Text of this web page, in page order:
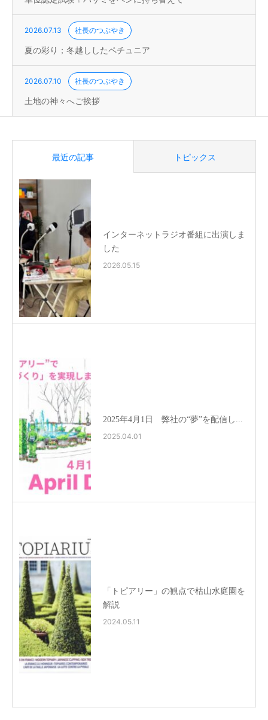
2026.07.13 社長のつぶやき
夏の彩り；冬越ししたペチュニア
2026.07.10 社長のつぶやき
土地の神々へご挨拶
最近の記事 トピックス
インターネットラジオ番組に出演しま
した
2026.05.15
2025年4月1日 弊社の“夢”を配信し...
2025.04.01
「トピアリー」の観点で枯山水庭園を
解説
2024.05.11